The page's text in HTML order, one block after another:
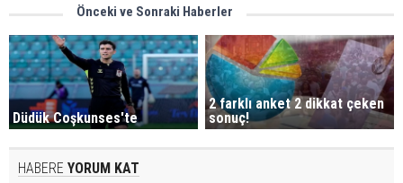
Önceki ve Sonraki Haberler
Düdük Coşkunses'te
2 farklı anket 2 dikkat çeken
sonuç!
HABERE YORUM KAT